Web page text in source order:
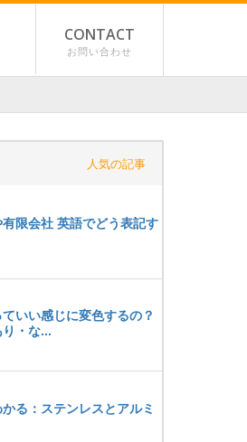
CONTACT
お問い合わせ
人気の記事